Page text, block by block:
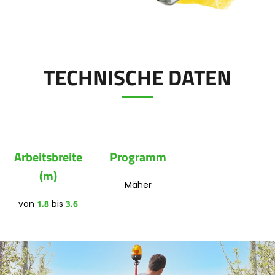
JOBS
KONTAKT
Italiano
Română
Magyar
TECHNISCHE DATEN
Arbeitsbreite
(m)
von 1.8 bis3.6
Programm
Mäher